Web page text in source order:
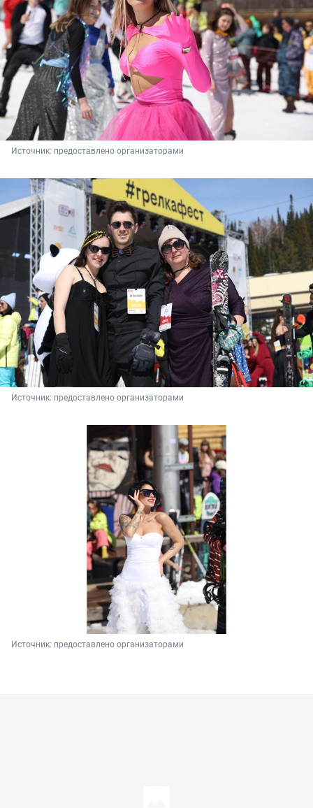
Источник: предоставлено организаторами
Источник: предоставлено организаторами
Источник: предоставлено организаторами